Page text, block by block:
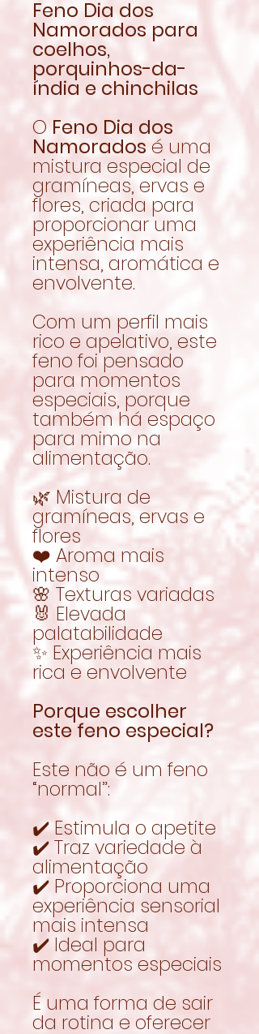
Feno Dia dos
Namorados para
coelhos,
porquinhos-da-
índia e chinchilas
O Feno Dia dos
Namorados é uma
mistura especial de
gramíneas, ervas e
flores, criada para
proporcionar uma
experiência mais
intensa, aromática e
envolvente.
Com um perfil mais
rico e apelativo, este
feno foi pensado
para momentos
especiais, porque
também há espaço
para mimo na
alimentação.
🌿 Mistura de
gramíneas, ervas e
flores
❤️ Aroma mais
intenso
🌸 Texturas variadas
🐰 Elevada
palatabilidade
✨ Experiência mais
rica e envolvente
Porque escolher
este feno especial?
Este não é um feno
“normal”:
✔️ Estimula o apetite
✔️ Traz variedade à
alimentação
✔️ Proporciona uma
experiência sensorial
mais intensa
✔️ Ideal para
momentos especiais
É uma forma de sair
da rotina e oferecer